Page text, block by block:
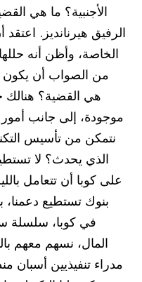
الأجنبية؟ ما هي
الرفيق هيرنانديز. اعتقد
الخاصة، وأظن أنه
من الصواب أن يكون
هي القضية؟ هنالك
موجودة، إلى جانب
نتمكن من تأسيس
الذي يحدث؟ لا
على كوبا أن تتعامل
بنوك تستطيع دعمنا،
في كوبا، سلسلة
المال، نسهم معهم
مدراء تنفيذيين أسبان